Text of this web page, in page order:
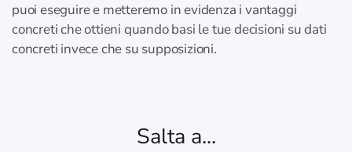
puoi eseguire e metteremo in evidenza i vantaggi
concreti che ottieni quando basi le tue decisioni su dati
concreti invece che su supposizioni.
Salta a...